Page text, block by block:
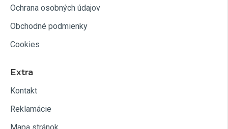
Ochrana osobných údajov
Obchodné podmienky
Cookies
Extra
Kontakt
Reklamácie